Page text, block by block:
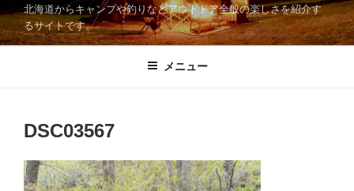
キ
ッ
北海道からキャンプや釣りなどアウトドア全般の楽しさを紹介す
るサイトです。
メニュー
DSC03567